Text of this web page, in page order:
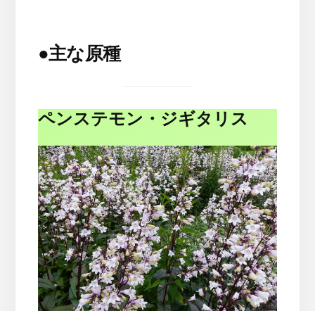
●主な原種
ペンステモン・ジギタリス